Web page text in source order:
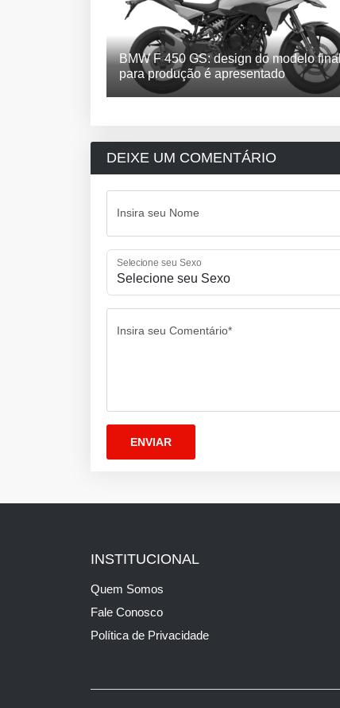
BMW F 450 GS: design do modelo final
para produção é apresentado
DEIXE UM COMENTÁRIO
Insira seu Nome
Selecione seu Sexo
Insira seu Comentário*
INSTITUCIONAL
Quem Somos
Fale Conosco
Política de Privacidade